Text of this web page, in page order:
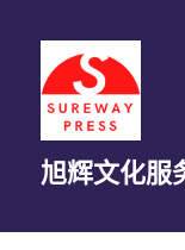
旭辉文化服